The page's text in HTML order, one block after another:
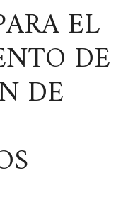
EL
DE
DE